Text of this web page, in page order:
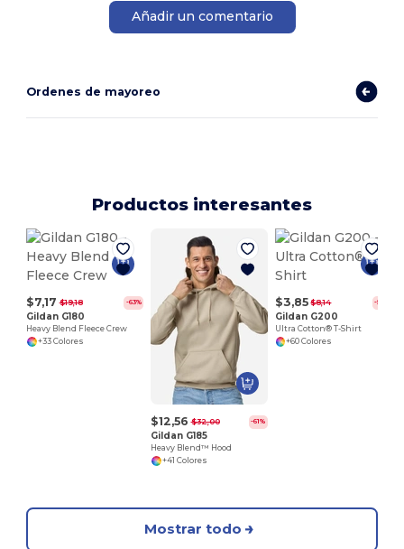
Añadir un comentario
Ordenes de mayoreo
Productos interesantes
$7,17 $19,18 -63%
Gildan G180
Heavy Blend Fleece Crew
+33 Colores
$12,56 $32,00 -61%
Gildan G185
Heavy Blend™ Hood
+41 Colores
$3,85 $8,14 -53%
Gildan G200
Ultra Cotton® T-Shirt
+60 Colores
Mostrar todo